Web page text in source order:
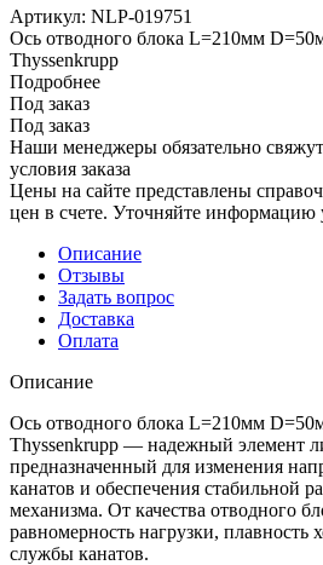
Артикул: NLP-019751
Ось отводного блока L=210мм
Thyssenkrupp
Подробнее
Под заказ
Под заказ
Наши менеджеры обязательно
условия заказа
Цены на сайте представлены
цен в счете. Уточняйте информацию
Описание
Отзывы
Задать вопрос
Доставка
Оплата
Описание
Ось отводного блока L=210мм
Thyssenkrupp — надежный элемент
предназначенный для изменения
канатов и обеспечения стабильной
механизма. От качества отводного
равномерность нагрузки, плавность
службы канатов.